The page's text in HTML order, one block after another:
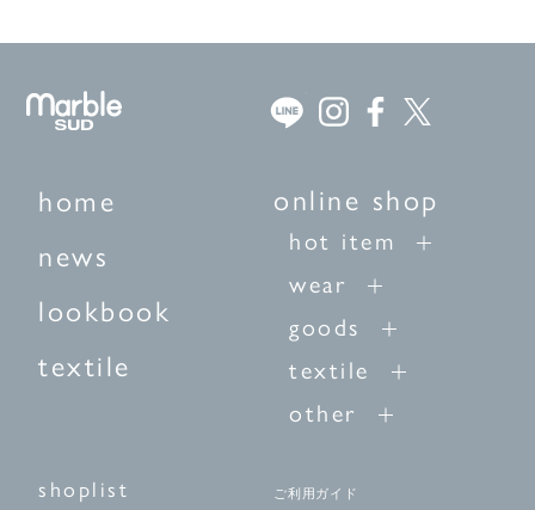
home
news
lookbook
textile
online shop
hot item
wear
goods
textile
other
shoplist ご利用ガイド